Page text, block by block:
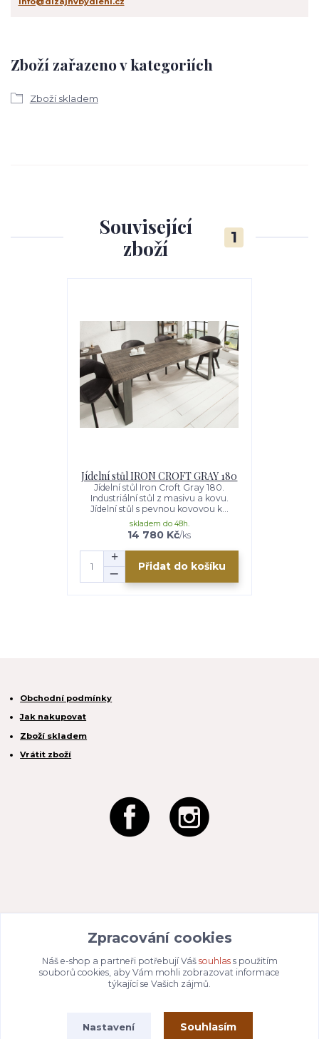
Zboží zařazeno v kategoriích
Zboží skladem
Související
zboží
1
Jídelní stůl IRON CROFT GRAY 180
Jídelní stůl Iron Croft Gray 180.
Industriální stůl z masivu a kovu.
Jídelní stůl s pevnou kovovou k...
14 780 Kč/ks
skladem do 48h.
Přidat do košíku
Obchodní podmínky
Jak nakupovat
Zboží skladem
Vrátit zboží
049 80 662
/ DIČ: CZ04980662
info@dizajnvbydleni.cz
Zpracování cookies
Náš e-shop a partneři potřebují Váš souhlass použitím
souborů cookies, aby Vám mohli zobrazovat informace
týkající se Vašich zájmů.
Nastavení Souhlasím